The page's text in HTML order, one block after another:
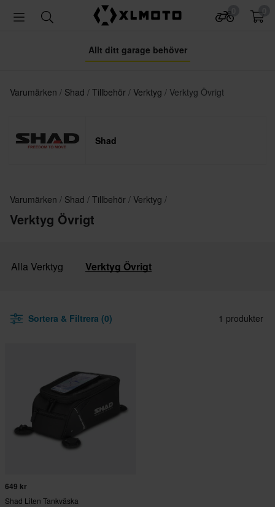
Allt ditt garage behöver
Varumärken Shad Tillbehör Verktyg Verktyg Övrigt
Shad
Varumärken Shad Tillbehör Verktyg
Verktyg Övrigt
Alla Verktyg Verktyg Övrigt
Sortera & Filtrera (0) 1 produkter
649 kr
Shad Liten Tankväska